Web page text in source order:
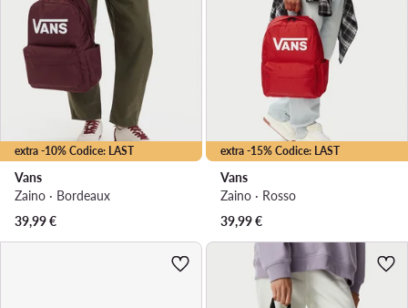
extra -10% Codice: LAST
Vans
Zaino · Bordeaux
39,99€
extra -15% Codice: LAST
Vans
Zaino · Rosso
39,99€